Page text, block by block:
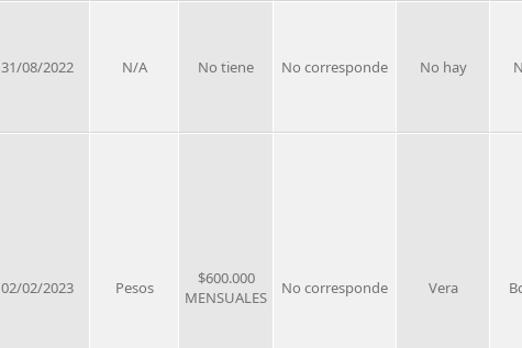
31/08/2022 N/A No tiene No corresponde No hay
02/02/2023 Pesos
$600.000
MENSUALES
No corresponde Vera